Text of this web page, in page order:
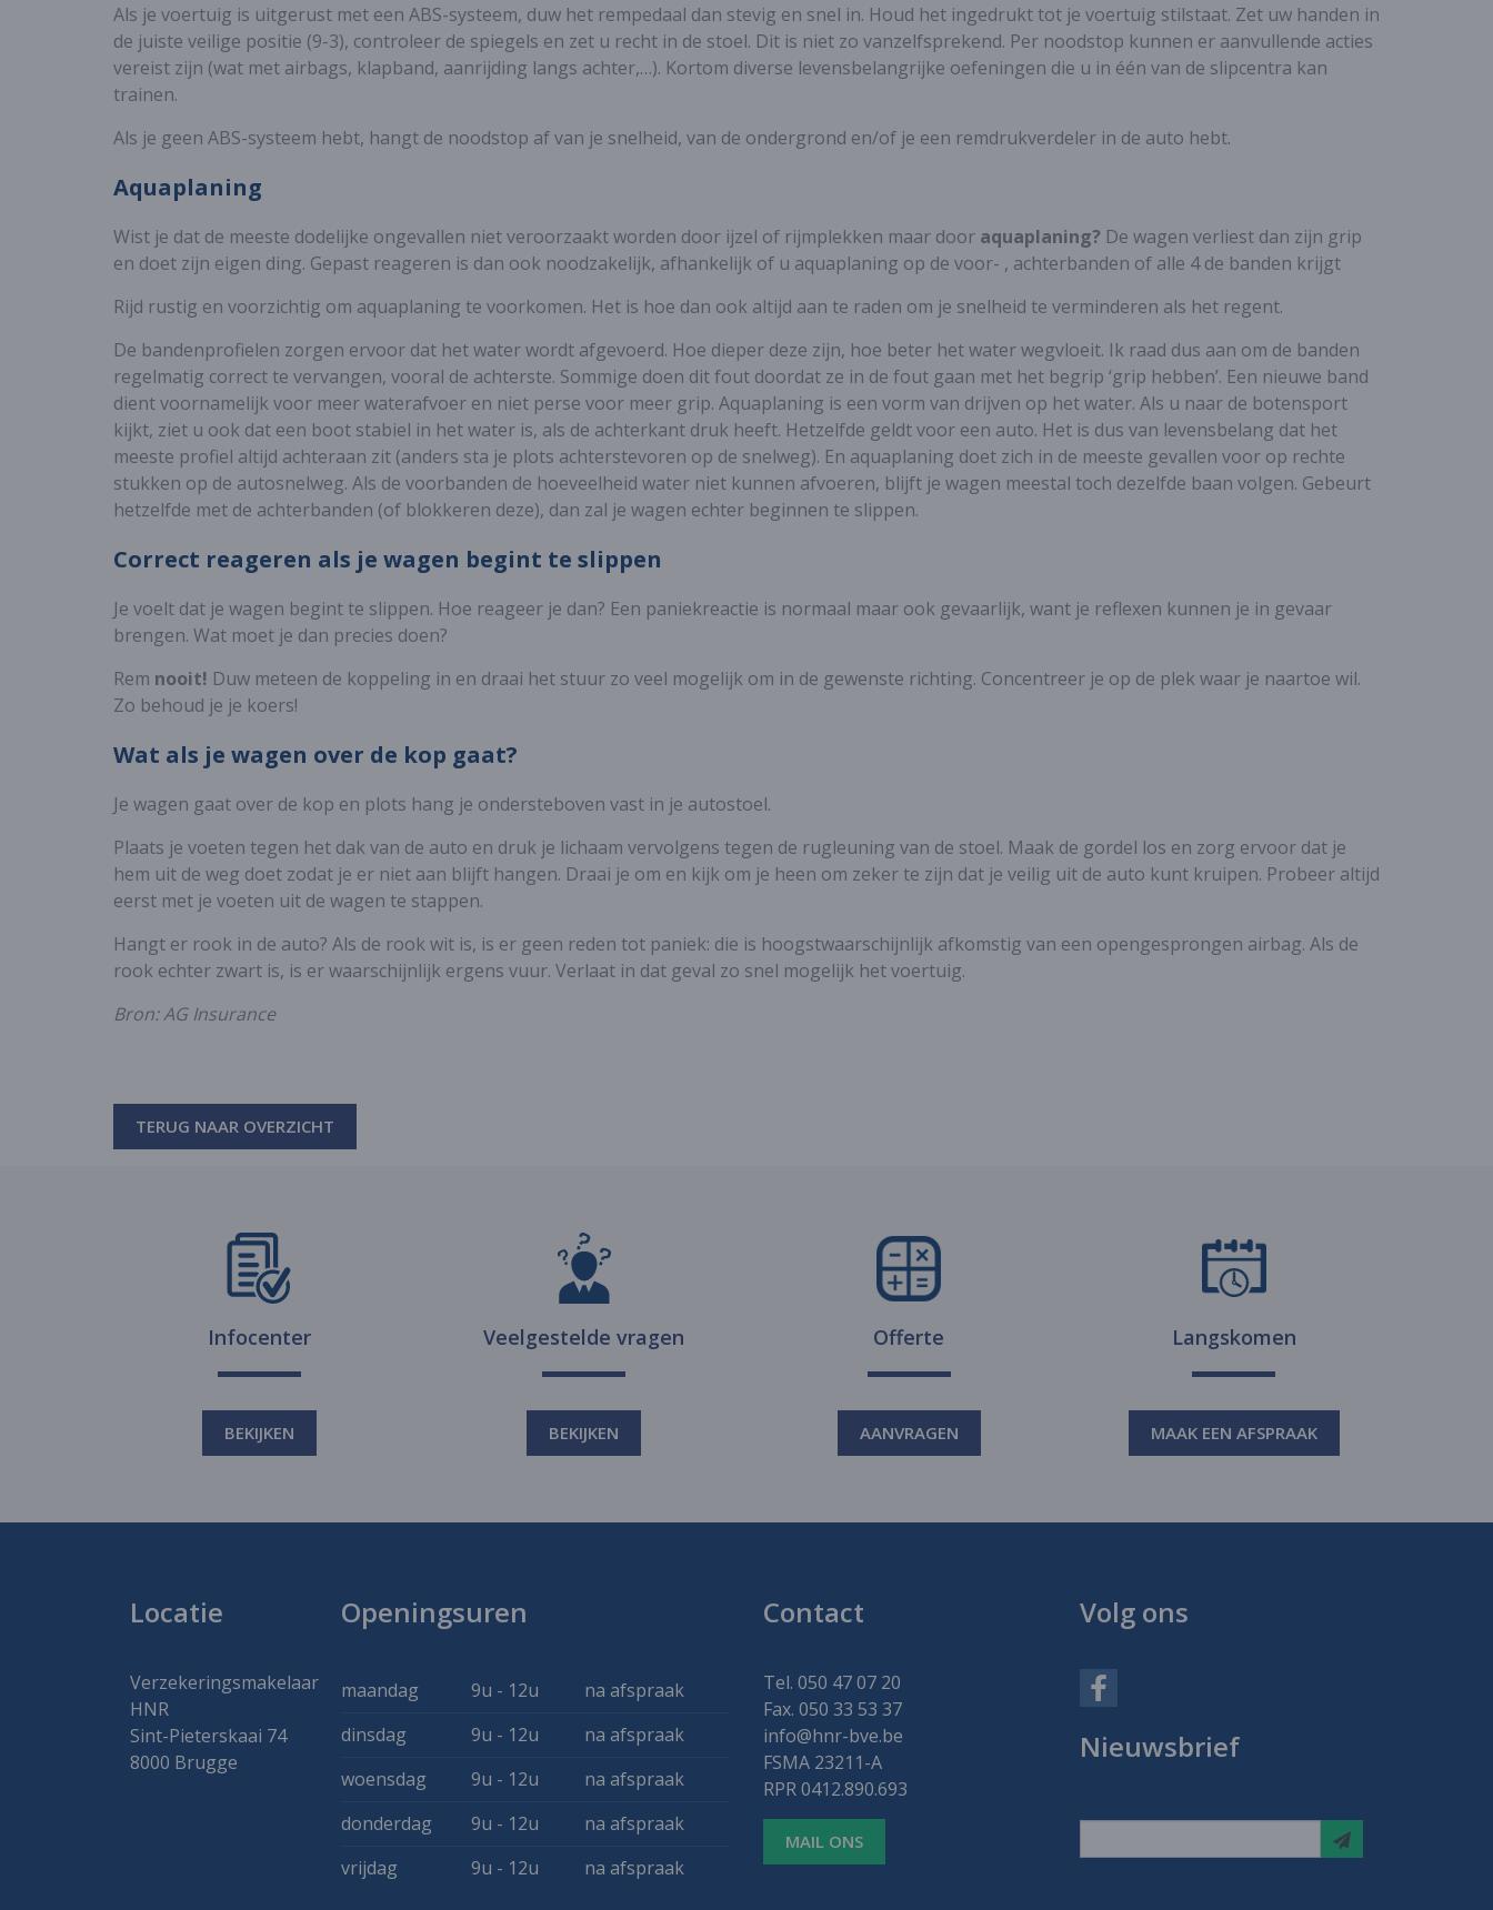
Als je voertuig is uitgerust met een ABS-systeem, duw het rempedaal dan stevig en snel in. Houd het ingedrukt tot je voertuig stilstaat. Zet uw handen in
de juiste veilige positie (9-3), controleer de spiegels en zet u recht in de stoel. Dit is niet zo vanzelfsprekend. Per noodstop kunnen er aanvullende acties
vereist zijn (wat met airbags, klapband, aanrijding langs achter,…). Kortom diverse levensbelangrijke oefeningen die u in één van de slipcentra kan
trainen.
Als je geen ABS-systeem hebt, hangt de noodstop af van je snelheid, van de ondergrond en/of je een remdrukverdeler in de auto hebt.
Aquaplaning
Wist je dat de meeste dodelijke ongevallen niet veroorzaakt worden door ijzel of rijmplekken maar door aquaplaning? De wagen verliest dan zijn grip
en doet zijn eigen ding. Gepast reageren is dan ook noodzakelijk, afhankelijk of u aquaplaning op de voor- , achterbanden of alle 4 de banden krijgt
Rijd rustig en voorzichtig om aquaplaning te voorkomen. Het is hoe dan ook altijd aan te raden om je snelheid te verminderen als het regent.
De bandenprofielen zorgen ervoor dat het water wordt afgevoerd. Hoe dieper deze zijn, hoe beter het water wegvloeit. Ik raad dus aan om de banden
regelmatig correct te vervangen, vooral de achterste. Sommige doen dit fout doordat ze in de fout gaan met het begrip ‘grip hebben’. Een nieuwe band
dient voornamelijk voor meer waterafvoer en niet perse voor meer grip. Aquaplaning is een vorm van drijven op het water. Als u naar de botensport
kijkt, ziet u ook dat een boot stabiel in het water is, als de achterkant druk heeft. Hetzelfde geldt voor een auto. Het is dus van levensbelang dat het
meeste profiel altijd achteraan zit (anders sta je plots achterstevoren op de snelweg). En aquaplaning doet zich in de meeste gevallen voor op rechte
stukken op de autosnelweg. Als de voorbanden de hoeveelheid water niet kunnen afvoeren, blijft je wagen meestal toch dezelfde baan volgen. Gebeurt
hetzelfde met de achterbanden (of blokkeren deze), dan zal je wagen echter beginnen te slippen.
Correct reageren als je wagen begint te slippen
Je voelt dat je wagen begint te slippen. Hoe reageer je dan? Een paniekreactie is normaal maar ook gevaarlijk, want je reflexen kunnen je in gevaar
brengen. Wat moet je dan precies doen?
Rem nooit! Duw meteen de koppeling in en draai het stuur zo veel mogelijk om in de gewenste richting. Concentreer je op de plek waar je naartoe wil.
Zo behoud je je koers!
Wat als je wagen over de kop gaat?
Je wagen gaat over de kop en plots hang je ondersteboven vast in je autostoel.
Plaats je voeten tegen het dak van de auto en druk je lichaam vervolgens tegen de rugleuning van de stoel. Maak de gordel los en zorg ervoor dat je
hem uit de weg doet zodat je er niet aan blijft hangen. Draai je om en kijk om je heen om zeker te zijn dat je veilig uit de auto kunt kruipen. Probeer altijd
eerst met je voeten uit de wagen te stappen.
Hangt er rook in de auto? Als de rook wit is, is er geen reden tot paniek: die is hoogstwaarschijnlijk afkomstig van een opengesprongen airbag. Als de
rook echter zwart is, is er waarschijnlijk ergens vuur. Verlaat in dat geval zo snel mogelijk het voertuig.
Bron: AG Insurance
TERUG NAAR OVERZICHT
Infocenter
BEKIJKEN
Veelgestelde vragen
BEKIJKEN
Offerte
AANVRAGEN
Langskomen
MAAK EEN AFSPRAAK
Locatie
Verzekeringsmakelaar
HNR
Sint-Pieterskaai 74
8000 Brugge
Openingsuren
maandag 9u - 12u
na afspraak
dinsdag
9u - 12u
na afspraak
woensdag
9u - 12u
na afspraak
donderdag
9u - 12u
na afspraak
vrijdag
9u - 12u na afspraak
Contact
Tel. 050 47 07 20
Fax. 050 33 53 37
info@hnr-bve.be
FSMA 23211-A
RPR 0412.890.693
MAIL ONS
Volg ons
Nieuwsbrief